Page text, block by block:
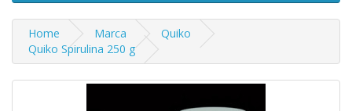
Home Marca
Quiko
Quiko Spirulina 250 g